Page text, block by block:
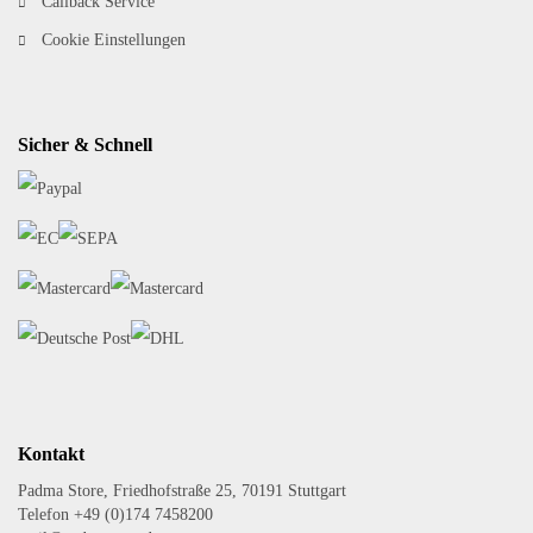
Cookie Einstellungen
Sicher & Schnell
Kontakt
Padma Store, Friedhofstraße 25, 70191 Stuttgart
Telefon +49 (0)174 7458200